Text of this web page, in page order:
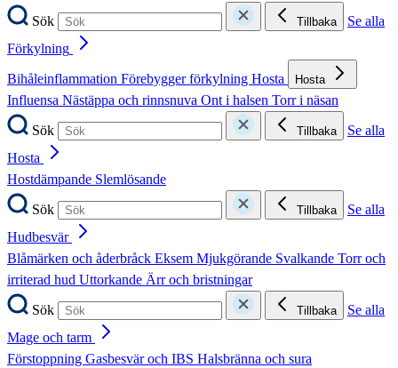
Sök
Tillbaka
Se alla
Förkylning
Bihåleinflammation Förebygger förkylning Hosta Hosta
Influensa Nästäppa och rinnsnuva Ont i halsen Torr i näsan
Sök
Tillbaka
Se alla
Hosta
Hostdämpande Slemlösande
Sök
Tillbaka
Se alla
Hudbesvär
Blåmärken och åderbråck Eksem Mjukgörande Svalkande Torr och
irriterad hud Uttorkande Ärr och bristningar
Sök
Tillbaka
Se alla
Mage och tarm
Förstoppning Gasbesvär och IBS Halsbränna och sura